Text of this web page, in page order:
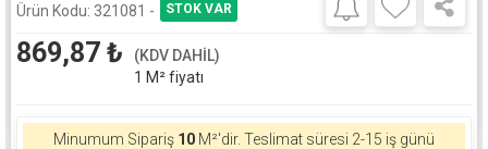
Ürün Kodu: 321081 -
869,87 ₺
(KDV DAHİL)
1 M² fiyatı
Minumum Sipariş 10 M²'dir. Teslimat süresi 2-15 iş günü